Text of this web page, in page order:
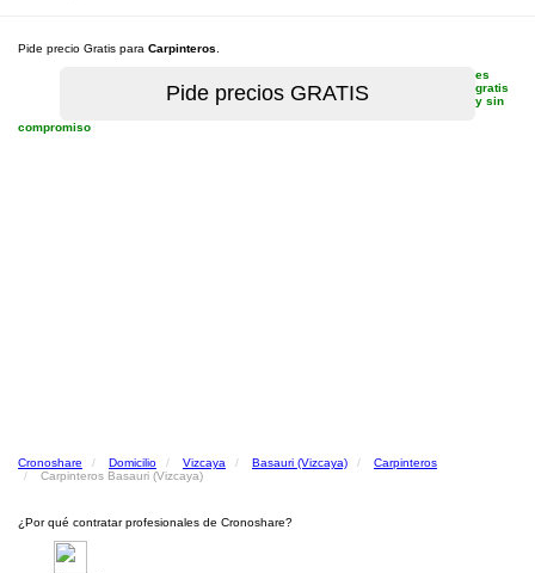
Pide precio Gratis para Carpinteros
es
gratis
y sin
compromiso
Cronoshare Domicilio Vizcaya Basauri (Vizcaya)
Carpinteros
Carpinteros Basauri (Vizcaya)
¿Por qué contratar profesionales de Cronoshare?